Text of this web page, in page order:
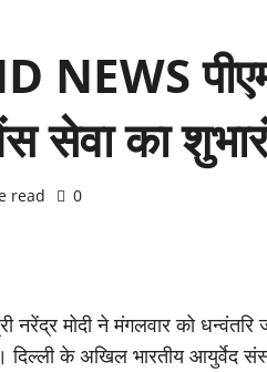
पीएम
सेवा का
read 0
नरेंद्र मोदी ने मंगलवार को
के अखिल भारतीय आयुर्वेद